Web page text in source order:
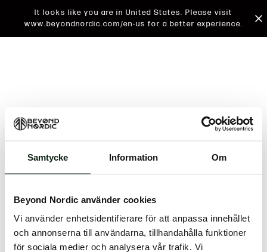
Samtycke Information Om
Beyond Nordic använder cookies
Vi använder enhetsidentifierare för att anpassa innehållet
och annonserna till användarna, tillhandahålla funktioner
för sociala medier och analysera vår trafik. Vi
It looks like you are in United States. Please visit
www.beyondnordic.com/en-us for a better experience.
An unknown error has occurred. An error report has
issue will be investigated.
Click the button below to refresh the website. If the
issue persists, either try waiting a moment or